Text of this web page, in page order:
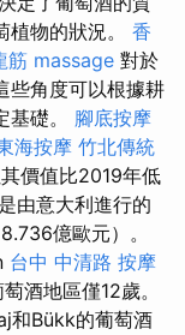
物的狀況。 香
筋 massage 對於
些角度可以根據耕
基礎。 腳底按摩
海按摩 竹北傳統
價值比2019年低
由意大利進行的
億歐元）。
台中 中清路 按摩
酒地區僅12歲。
和Bükk的葡萄酒